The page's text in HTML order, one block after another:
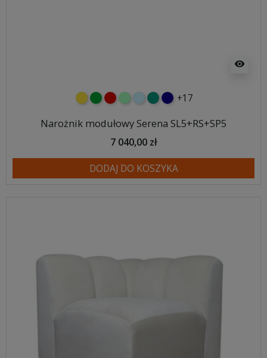
visibility
żółtyzielonyczerwony
miętowybłękitnyturkusowy
granatowy
+17
Narożnik modułowy Serena SL5+RS+SP5
7 040,00 zł
DODAJ DO KOSZYKA